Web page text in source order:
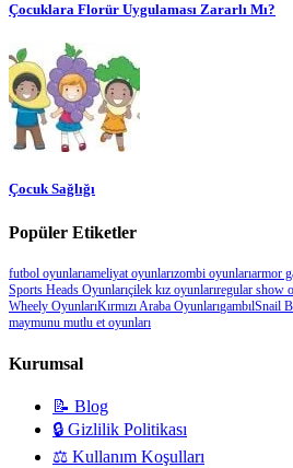
Çocuklara Florür Uygulaması Zararlı Mı?
Çocuk Sağlığı
Popüler Etiketler
futbol oyunlarıameliyat oyunlarızombi oyunlarıarmor
Sports Heads Oyunlarıçilek kız oyunlarıregular show
Wheely OyunlarıKırmızı Araba OyunlarıgambılSnail
maymunu mutlu et oyunları
Kurumsal
📝 Blog
🔒 Gizlilik Politikası
⚖️ Kullanım Koşulları